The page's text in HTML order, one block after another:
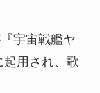
宇宙戦艦ヤ
用され、歌